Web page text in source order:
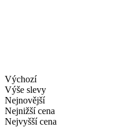
Výchozí
Výše slevy
Nejnovější
Nejnižší cena
Nejvyšší cena